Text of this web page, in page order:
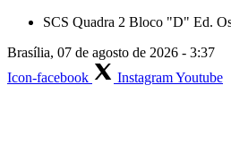
Skip
content
SCS Quadra 2 Bloco "D" Ed.
Brasília, 07 de agosto de 2026 - 3:37
Icon-facebook
InstagramYoutube